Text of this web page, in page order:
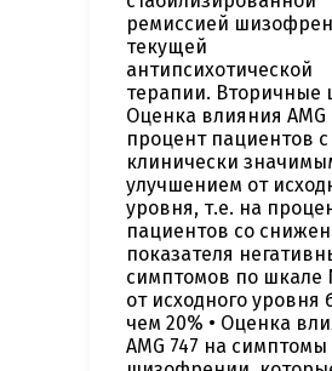
ремиссией
текущей
антипсихотической
терапии. Вторичные
Оценка влияния AMG
процент пациентов с
клинически
улучшением от
уровня, т.е. на
пациентов со
показателя
симптомов по шкале
от исходного уровня
чем 20% • Оценка
AMG 747 на симптомы